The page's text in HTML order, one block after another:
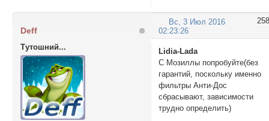
258
Вс, 3 Июл 2016
02:23:26
Deff
Тутошний...
Lidia-Lada
С Мозиллы попробуйте(без
гарантий, поскольку именно
фильтры Анти-Дос
сбрасывают, зависимости
трудно определить)